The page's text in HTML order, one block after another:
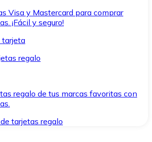
Visa y Mastercard para comprar
¡Fácil y seguro!
tarjeta
regalo
regalo de tus marcas favoritas con
tarjetas regalo